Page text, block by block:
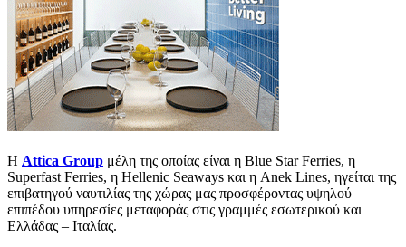
Η Attica Group μέλη της οποίας είναι η Blue Star Ferries, η
Superfast Ferries, η Hellenic Seaways και η Anek Lines, ηγείται της
επιβατηγού ναυτιλίας της χώρας μας προσφέροντας υψηλού
επιπέδου υπηρεσίες μεταφοράς στις γραμμές εσωτερικού και
Ελλάδας – Ιταλίας.